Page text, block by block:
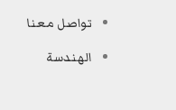
تواصل معنا
الهندسة